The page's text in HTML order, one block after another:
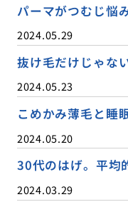
パーマがつむじ悩
2024.05.29
抜け毛だけじゃな
2024.05.23
こめかみ薄毛と睡
2024.05.20
30代のはげ。平均
2024.03.29